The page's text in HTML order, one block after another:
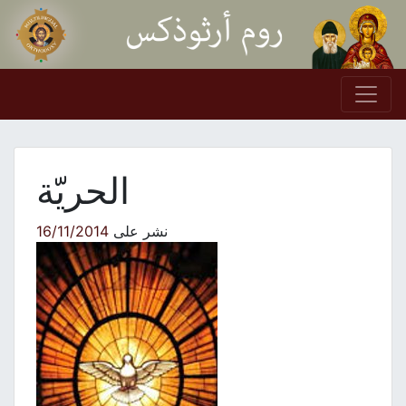
Skip to content
Main Navigation
الحريّة
نشر على16/11/2014